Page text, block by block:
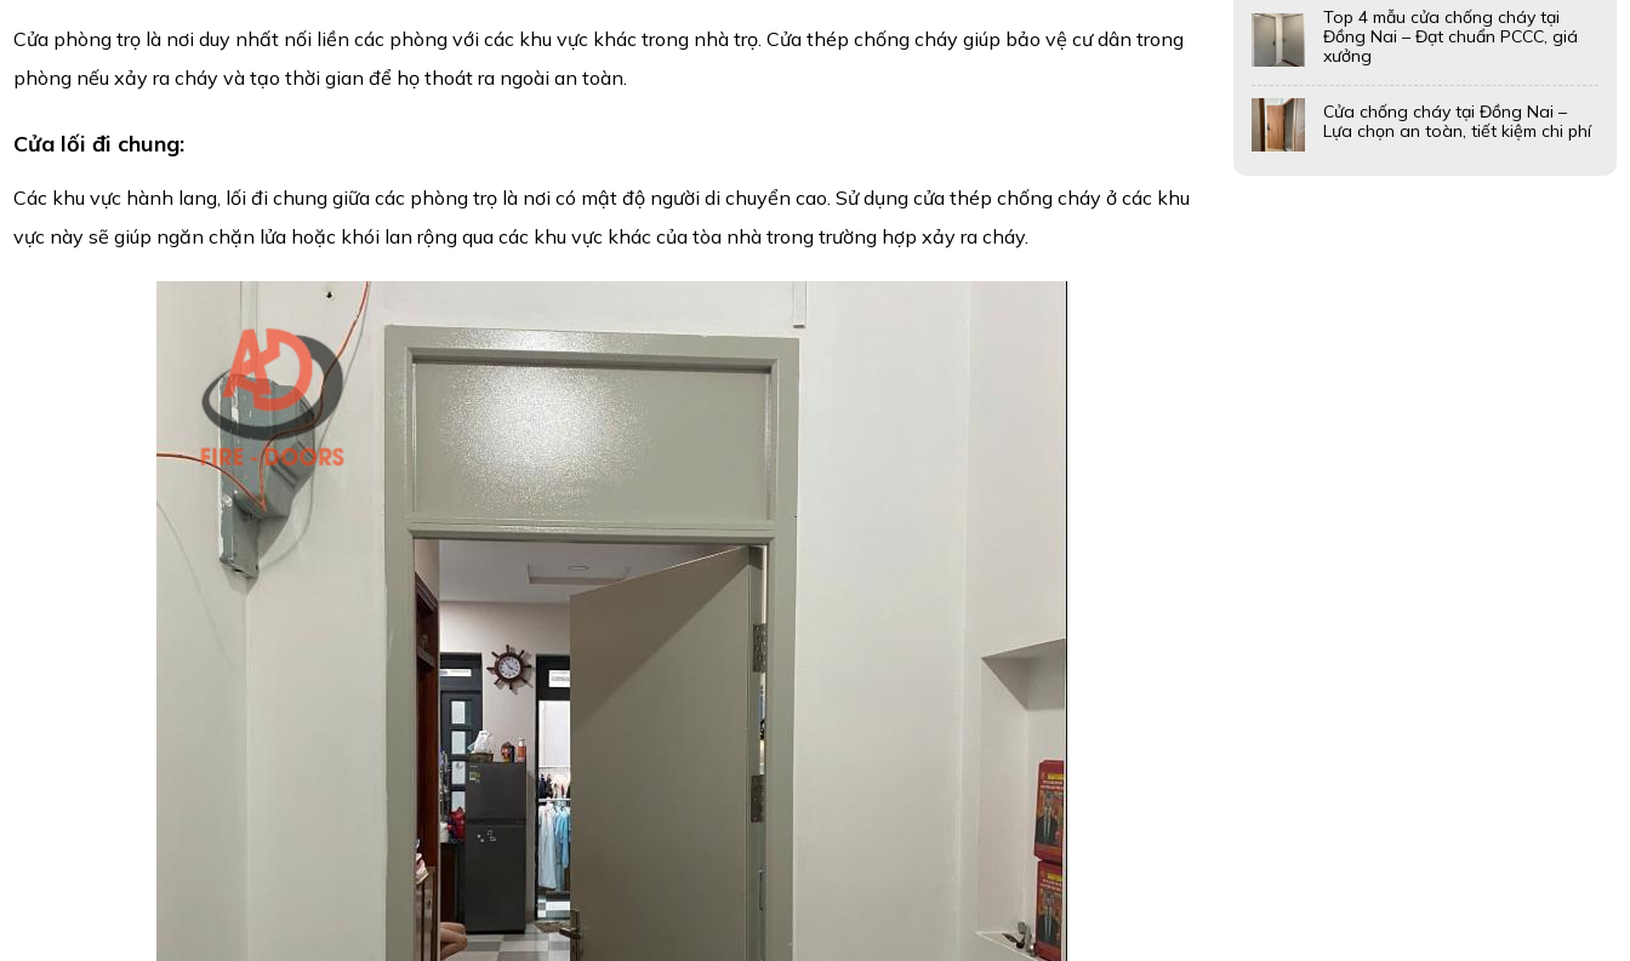
Cửa phòng trọ là nơi duy nhất nối liền các phòng với các khu vực khác trong nhà trọ. Cửa thép chống cháy giúp bảo vệ cư dân trong
phòng nếu xảy ra cháy và tạo thời gian để họ thoát ra ngoài an toàn.
Cửa lối đi chung:
Các khu vực hành lang, lối đi chung giữa các phòng trọ là nơi có mật độ người di chuyển cao. Sử dụng cửa thép chống cháy ở các khu
vực này sẽ giúp ngăn chặn lửa hoặc khói lan rộng qua các khu vực khác của tòa nhà trong trường hợp xảy ra cháy.
Top 4 mẫu cửa chống cháy tại
Đồng Nai – Đạt chuẩn PCCC, giá
xưởng
Cửa chống cháy tại Đồng Nai –
Lựa chọn an toàn, tiết kiệm chi phí